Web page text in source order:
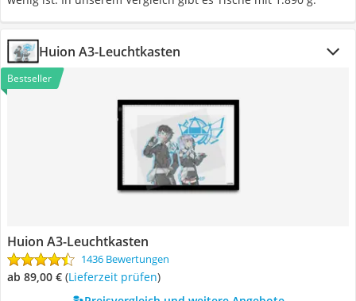
Huion A3-Leuchtkasten
Bestseller
Huion A3-Leuchtkasten
1436 Bewertungen
ab 89,00 € (Lieferzeit prüfen)